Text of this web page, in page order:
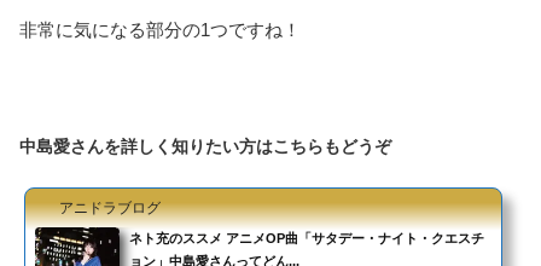
非常に気になる部分の1つですね！
中島愛さんを詳しく知りたい方はこちらもどうぞ
アニドラブログ
ネト充のススメ アニメOP曲「サタデー・ナイト・クエスチ
ョン」中島愛さんってどん...